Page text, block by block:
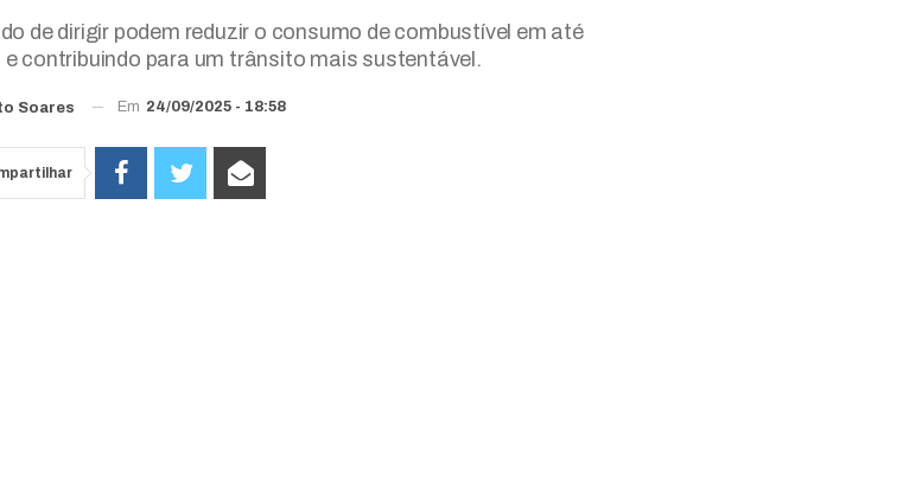
de dirigir podem reduzir o consumo de combustível em até
contribuindo para um trânsito mais sustentável.
Soares Em 24/09/2025 - 18:58